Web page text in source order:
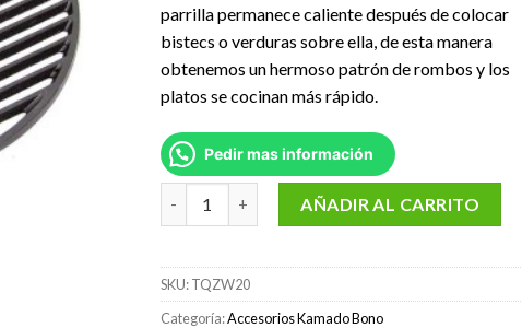
parrilla permanece caliente después de colocar
bistecs o verduras sobre ella, de esta manera
obtenemos un hermoso patrón de rombos y los
platos se cocinan más rápido.
Pedir mas información
Parrilla de hierro fundido Kamado Bono MEDIA
AÑADIR AL CARRITO
SKU:TQZW20
Categoría:Accesorios Kamado Bono